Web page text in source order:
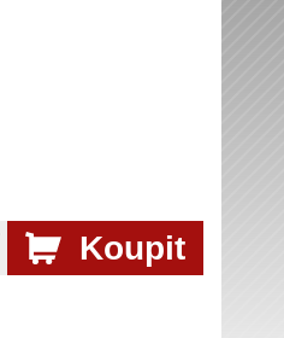
Koupit